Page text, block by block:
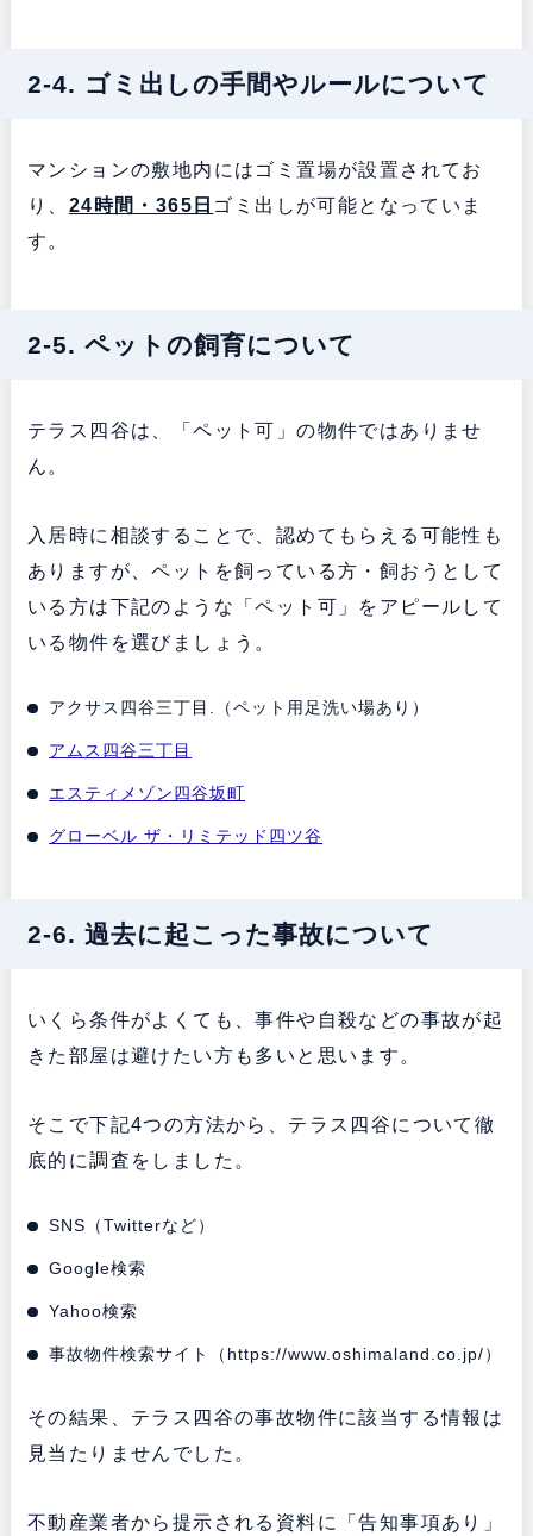
2-4. ゴミ出しの手間やルールについて
マンションの敷地内にはゴミ置場が設置されてお
り、 24時間・365日 ゴミ出しが可能となっていま
す。
2-5. ペットの飼育について
テラス四谷は、
「ペット可」の物件ではありませ
ん。
入居時に相談することで、認めてもらえる可能性も
ありますが、ペットを飼っている方・飼おうとして
いる方は下記のような「ペット可」をアピールして
いる物件を選びましょう。
アクサス四谷三丁目.（ペット用足洗い場あり）
アムス四谷三丁目
エスティメゾン四谷坂町
グローベル ザ・リミテッド四ツ谷
2-6. 過去に起こった事故について
いくら条件がよくても、事件や自殺などの事故が起
きた部屋は避けたい方も多いと思います。
そこで下記4つの方法から、テラス四谷について徹
底的に調査をしました。
SNS（Twitterなど）
Google検索
Yahoo検索
事故物件検索サイト（ https://www.oshimaland.co.jp/）
その結果、テラス四谷の事故物件に該当する情報は
見当たりませんでした。
不動産業者から提示される資料に「告知事項あり」